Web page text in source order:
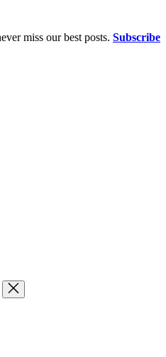
miss our best posts. Subscribe